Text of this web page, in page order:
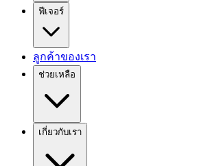
ฟีเจอร์
ลูกค้าของเรา
ช่วยเหลือ
เกี่ยวกับเรา